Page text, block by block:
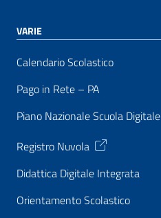
VARIE
Calendario Scolastico
Pago in Rete – PA
Piano Nazionale Scuola Digitale
Registro Nuvola
Didattica Digitale Integrata
Orientamento Scolastico